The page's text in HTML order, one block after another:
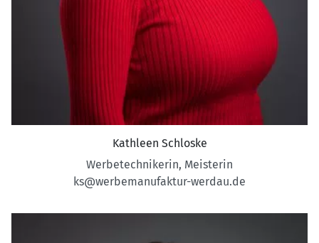
Kathleen Schloske
Werbetechnikerin, Meisterin
ks@werbemanufaktur-werdau.de